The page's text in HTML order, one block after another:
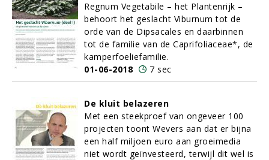
Regnum Vegetabile – het Plantenrijk –
behoort het geslacht Viburnum tot de
orde van de Dipsacales en daarbinnen
tot de familie van de Caprifoliaceae*, de
kamperfoeliefamilie.
01-06-2018
7 sec
De kluit belazeren
Met een steekproef van ongeveer 100
projecten toont Wevers aan dat er bijna
een half miljoen euro aan groeimedia
niet wordt geïnvesteerd, terwijl dit wel is